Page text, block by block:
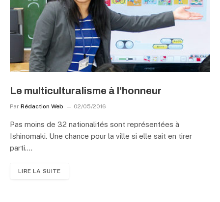
Le multiculturalisme à l’honneur
Par Rédaction Web 02/05/2016
Pas moins de 32 nationalités sont représentées à
Ishinomaki. Une chance pour la ville si elle sait en tirer
parti.…
LIRE LA SUITE